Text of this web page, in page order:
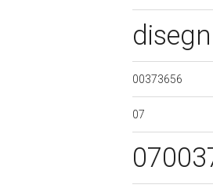
00373656
07